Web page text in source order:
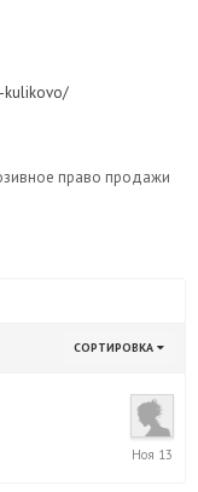
kulikovo/
право продажи
СОРТИРОВКА
6